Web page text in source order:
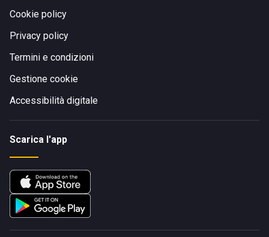
Cookie policy
Privacy policy
Termini e condizioni
Gestione cookie
Accessibilità digitale
Scarica l'app